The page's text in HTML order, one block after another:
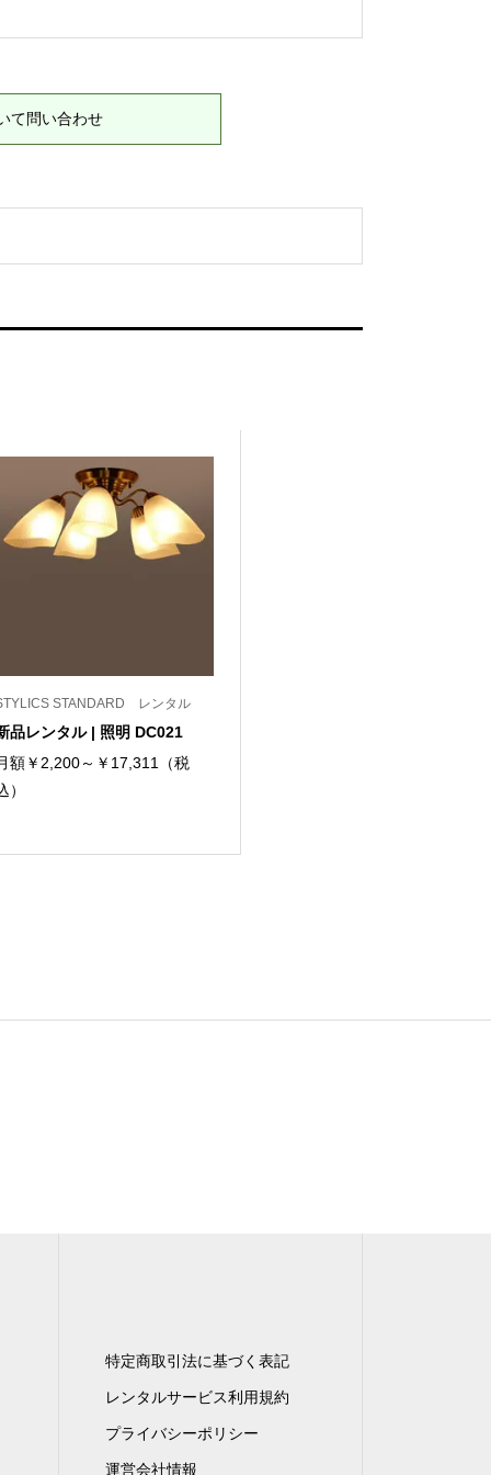
て問い合わせ
STANDARD レンタル
品レンタル | 照明 DC021
額￥2,200～￥17,311（税
）
特定商取引法に基づく表記
レンタルサービス利用規約
プライバシーポリシー
運営会社情報